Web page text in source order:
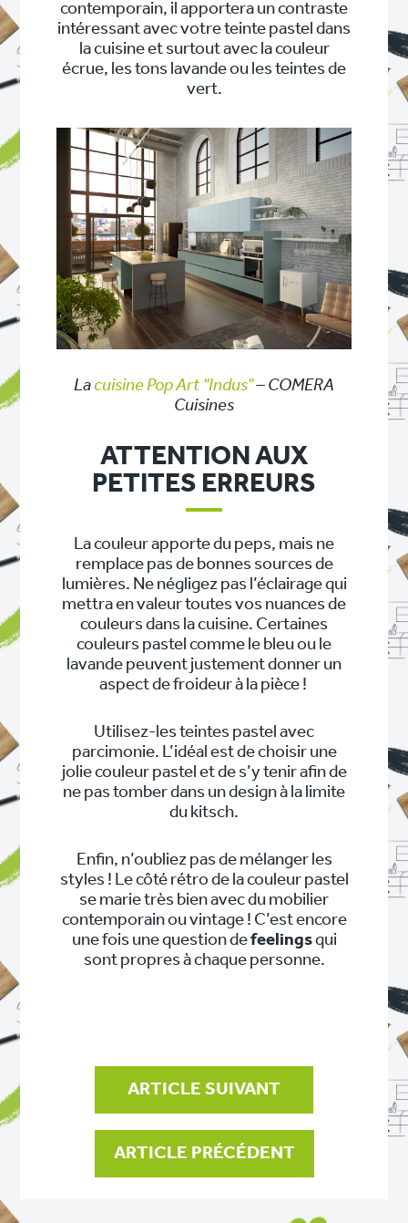
contemporain, il apportera un contraste
intéressant avec votre teinte pastel dans
la cuisine et surtout avec la couleur
écrue, les tons lavande ou les teintes de
vert.
La cuisine Pop Art “Indus”– COMERA
Cuisines
ATTENTION AUX
PETITES ERREURS
La couleur apporte du peps, mais ne
remplace pas de bonnes sources de
lumières. Ne négligez pas l’éclairage qui
mettra en valeur toutes vos nuances de
couleurs dans la cuisine. Certaines
couleurs pastel comme le bleu ou le
lavande peuvent justement donner un
aspect de froideur à la pièce !
Utilisez-les teintes pastel avec
parcimonie. L’idéal est de choisir une
jolie couleur pastel et de s’y tenir afin de
ne pas tomber dans un design à la limite
du kitsch.
Enfin, n’oubliez pas de mélanger les
styles ! Le côté rétro de la couleur pastel
se marie très bien avec du mobilier
contemporain ou vintage ! C’est encore
une fois une question defeelingsqui
sont propres à chaque personne.
L’ARTICLE
ARTICLE PRÉCÉDENT
ARTICLE SUIVANT